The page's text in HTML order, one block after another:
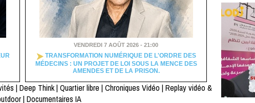
VENDREDI 7 AOÛT 2026 - 21:00
TRANSFORMATION NUMÉRIQUE DE L'ORDRE DES
MÉDECINS : UN PROJET DE LOI SOUS LA MENCE DES
AMENDES ET DE LA PRISON.
|Deep Think|Quartier libre |Chroniques Vidéo |Replay vidéo &
|Documentaires IA